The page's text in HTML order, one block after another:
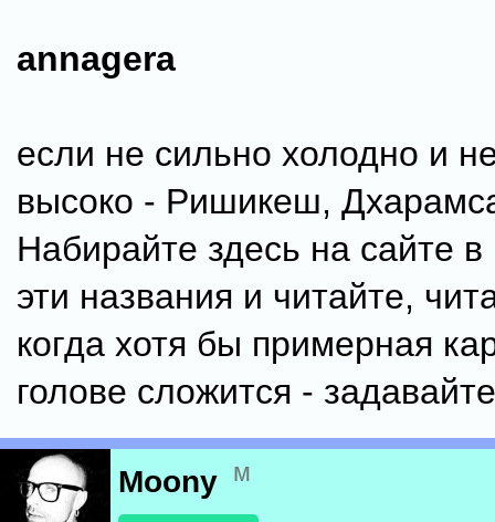
annagera
если не сильно холодно и
высоко - Ришикеш,
Набирайте здесь на сайте в
эти названия и читайте,
когда хотя бы примерная
голове сложится -
Moony м